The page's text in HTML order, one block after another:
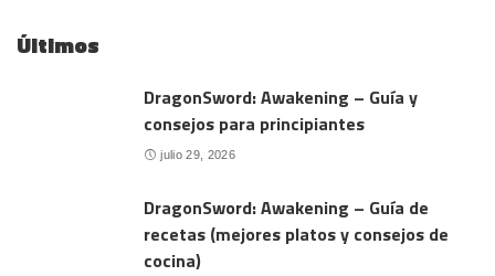
Últimos
DragonSword: Awakening – Guía y
consejos para principiantes
julio 29, 2026
DragonSword: Awakening – Guía de
recetas (mejores platos y consejos de
cocina)